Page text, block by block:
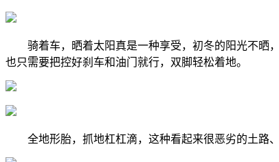
骑着车，晒着太阳真是一种享受，初冬的阳光不晒，
也只需要把控好刹车和油门就行，双脚轻松着地。
全地形胎，抓地杠杠滴，这种看起来很恶劣的土路、